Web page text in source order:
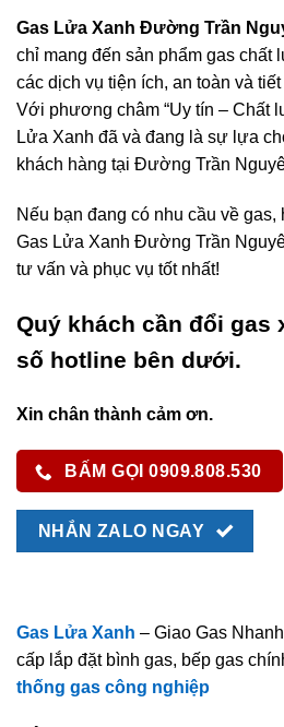
Gas Lửa Xanh Đường Trần
chỉ mang đến sản phẩm gas chất
các dịch vụ tiện ích, an toàn và
Với phương châm “Uy tín – Chất
Lửa Xanh đã và đang là sự lựa
khách hàng tại Đường Trần
Nếu bạn đang có nhu cầu về
Gas Lửa Xanh Đường Trần
tư vấn và phục vụ tốt nhất!
Quý khách cần đổi gas
số hotline bên dưới.
Xin chân thành cảm ơn.
BẤM GỌI 0909.808.530
NHẮN ZALO NGAY
Gas Lửa Xanh – Giao Gas
cấp lắp đặt bình gas, bếp gas
thống gas công nghiệp